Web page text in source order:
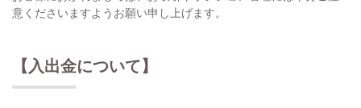
意くださいますようお願い申し上げます。
【入出金について】